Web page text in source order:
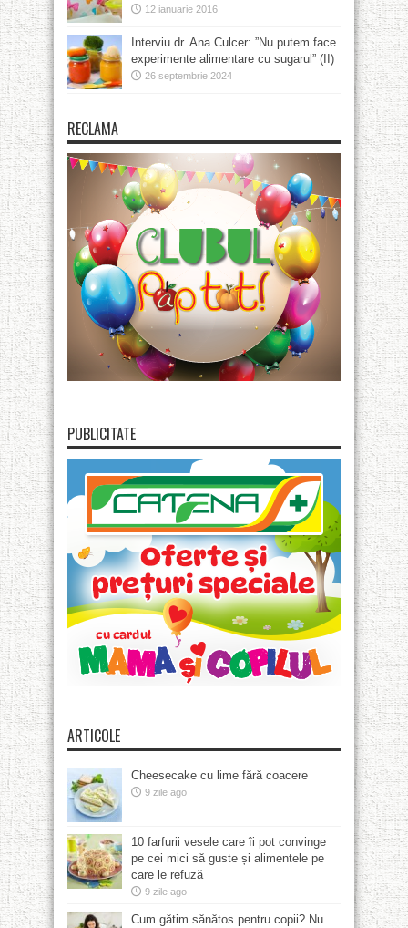
12 ianuarie 2016
Interviu dr. Ana Culcer: ”Nu putem face
experimente alimentare cu sugarul” (II)
26 septembrie 2024
RECLAMA
PUBLICITATE
ARTICOLE
Cheesecake cu lime fără coacere
9 zile ago
10 farfurii vesele care îi pot convinge
pe cei mici să guste și alimentele pe
care le refuză
9 zile ago
Cum gătim sănătos pentru copii? Nu